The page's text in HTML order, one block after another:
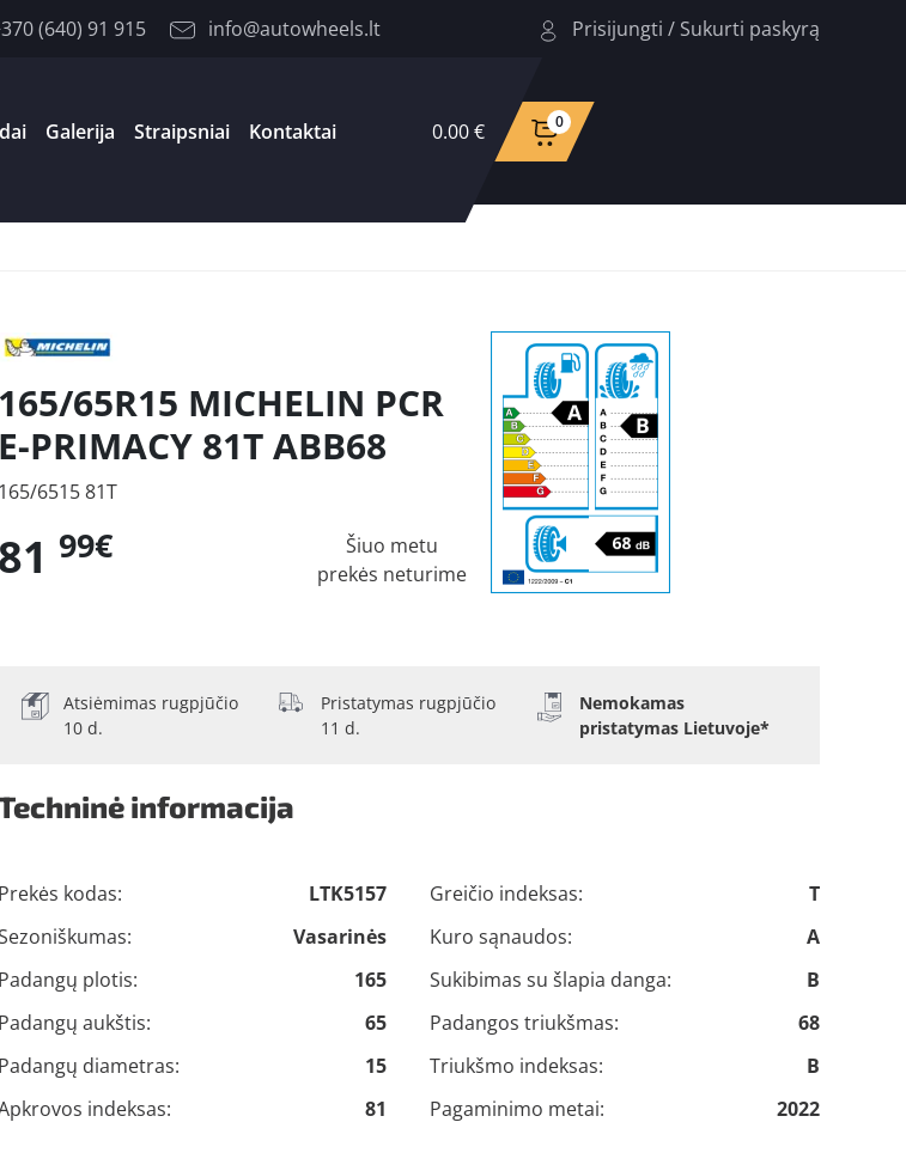
(640) 91 915 info@autowheels.lt Prisijungti / Sukurti paskyrą
Galerija Straipsniai Kontaktai 0.00 € 0
165/65R15 MICHELIN PCR
E-PRIMACY 81T ABB68
165/6515 81T
81 99€
Šiuo metu
prekės neturime
Atsiėmimas rugpjūčio
10 d.
Pristatymas rugpjūčio
11 d.
Nemokamas
pristatymas Lietuvoje*
informacija
Prekės kodas:
LTK5157
Vasarinės
Padangų plotis:
165
Padangų aukštis:
65
Padangų diametras:
15
indeksas:
81
Greičio indeksas:
T
Kuro sąnaudos:
A
Sukibimas su šlapia danga:
B
Padangos triukšmas:
68
Triukšmo indeksas:
B
Pagaminimo metai:
2022